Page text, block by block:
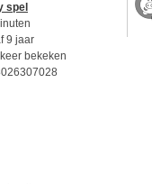
spel
9 jaar
bekeken